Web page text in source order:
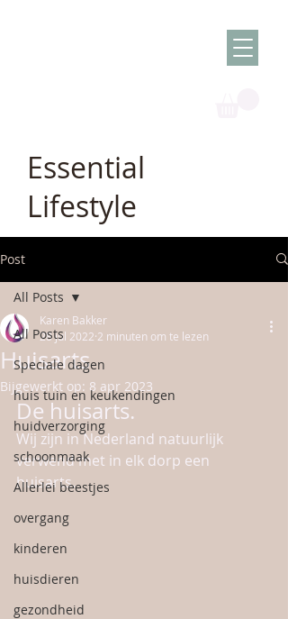
Essential
Lifestyle
Post
All Posts
Speciale dagen
huis tuin en keukendingen
huidverzorging
schoonmaak
Allerlei beestjes
overgang
kinderen
huisdieren
gezondheid
All Posts
Huisarts
Karen Bakker
28 jul 2022 2 minuten om te lezen
Bijgewerkt op: 8 apr 2023
De huisarts.
Wij zijn in Nederland natuurlijk
verwend met in elk dorp een
huisarts.